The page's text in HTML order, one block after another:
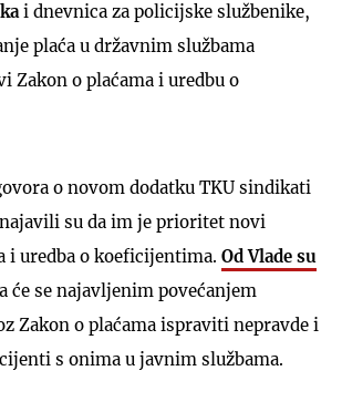
i dnevnica za policijske službenike,
plaća u državnim službama
Zakon o plaćama i uredbu o
o novom dodatku TKU sindikati
su da im je prioritet novi
i uredba o koeficijentima. Od Vlade su
će se najavljenim povećanjem
Zakon o plaćama ispraviti nepravde i
s onima u javnim službama.